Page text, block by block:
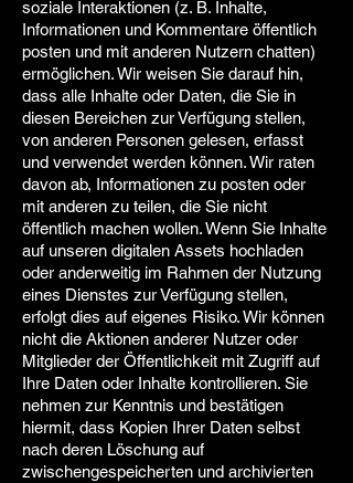
soziale Interaktionen (z. B. Inhalte,
Informationen und Kommentare öffentlich
posten und mit anderen Nutzern chatten)
ermöglichen. Wir weisen Sie darauf hin,
dass alle Inhalte oder Daten, die Sie in
diesen Bereichen zur Verfügung stellen,
von anderen Personen gelesen, erfasst
und verwendet werden können. Wir raten
davon ab, Informationen zu posten oder
mit anderen zu teilen, die Sie nicht
öffentlich machen wollen. Wenn Sie Inhalte
auf unseren digitalen Assets hochladen
oder anderweitig im Rahmen der Nutzung
eines Dienstes zur Verfügung stellen,
erfolgt dies auf eigenes Risiko. Wir können
nicht die Aktionen anderer Nutzer oder
Mitglieder der Öffentlichkeit mit Zugriff auf
Ihre Daten oder Inhalte kontrollieren. Sie
nehmen zur Kenntnis und bestätigen
hiermit, dass Kopien Ihrer Daten selbst
nach deren Löschung auf
zwischengespeicherten und archivierten